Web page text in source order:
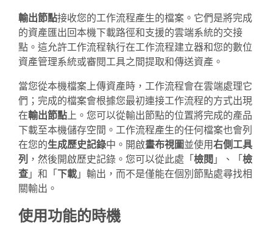
輸出節點接收您的工作流程產生的檔案。它們是將完成
的資產匯出回本機下載路徑和支援的雲端系統的交接
點。這允許工作流程執行在工作流程建立器和您的數位
資產管理系統或審閱工具之間提取和傳送資產。
當您從本機檔案上傳資產時，工作流程會在雲端處理它
們；完成的檔案會根據您最初連接工作流程的方式出現
在輸出節點 上。您可以從輸出節點的位置將完成的產品
下載至本機儲存空間。工作流程產生的任何檔案也會列
在您的生成歷史記錄中。開啟畫布視圖並使用右側工具
列 ，然後開啟歷史記錄。您可以從此處「檢閱 」、「檢
查 」和「下載 」輸出，而不是僅能在個別節點處尋找相
關輸出。
使用功能的時機